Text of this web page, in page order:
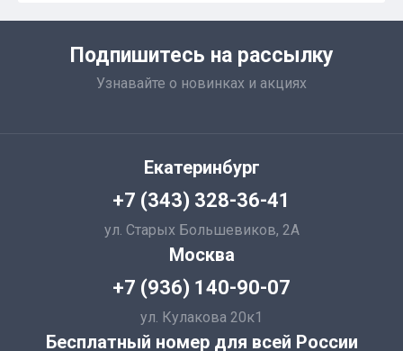
Подпишитесь на рассылку
Узнавайте о новинках и акциях
Екатеринбург
+7 (343) 328-36-41
ул. Старых Большевиков, 2А
Москва
+7 (936) 140-90-07
ул. Кулакова 20к1
Бесплатный номер для всей России